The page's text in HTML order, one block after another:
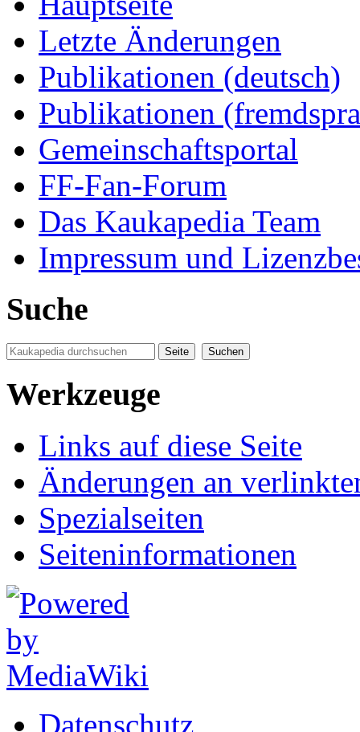
Letzte Änderungen
Publikationen (deutsch)
Publikationen
Gemeinschaftsportal
FF-Fan-Forum
Das Kaukapedia Team
Impressum und
Suche
Werkzeuge
Links auf diese Seite
Änderungen an
Spezialseiten
Seiten­informationen
Datenschutz